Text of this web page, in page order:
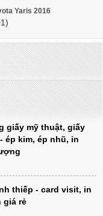
Yaris 2016
giấy mỹ thuật, giấy
ép kim, ép nhũ, in
thiếp - card visit, in
giá rẻ